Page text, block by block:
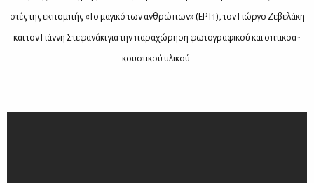
στές της εκ­πο­μπής «Το μα­γι­κό των αν­θρώ­πων» (ΕΡ­Τ1), τον Γιώρ­γο Ζε­βε­λά­κη
και τον Γιάν­νη Στε­φα­νά­κι για την πα­ρα­χώ­ρη­ση φω­το­γρα­φι­κού και οπτι­κο­α­
κου­στι­κού υλι­κού.